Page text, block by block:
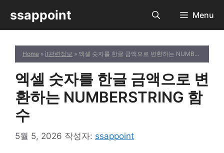
츠
ssappoint Menu
Home » it관련정보 » 엑셀 숫자를 한글 금액으로 변환하는 NUMBERSTRING 함수
엑셀 숫자를 한글 금액으로 변
환하는 NUMBERSTRING 함
수
5월 5, 2026 작성자: ssappoint